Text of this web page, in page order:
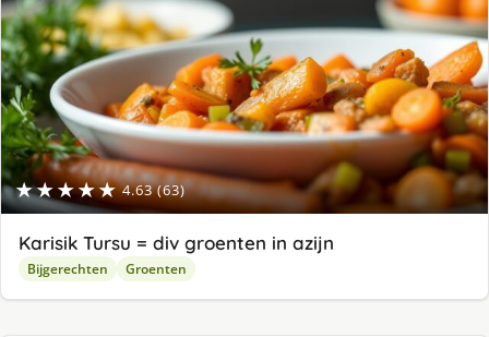
★★★★★ 4.63 (63)
Karisik Tursu = div groenten in azijn
Bijgerechten Groenten